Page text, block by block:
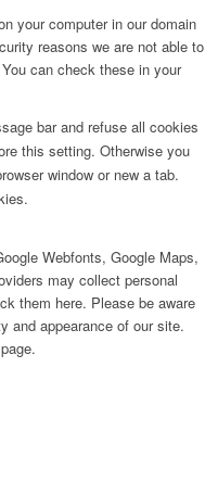
your computer in our domain
reasons we are not able to
can check these in your
bar and refuse all cookies
this setting. Otherwise you
window or new a tab.
Webfonts, Google Maps,
may collect personal
them here. Please be aware
and appearance of our site.